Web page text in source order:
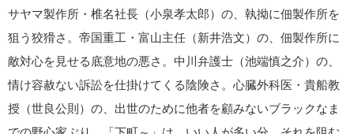
サヤマ製作所・椎名社長（小泉孝太郎）の、執拗に佃製作所を
狙う狡猾さ。帝国重工・富山主任（新井浩文）の、佃製作所に
敵対心を見せる底意地の悪さ。中川弁護士（池端慎之介）の、
情け容赦ない訴訟を仕掛けてくる陰険さ。心臓外科医・貴船教
授（世良公則）の、出世のために他者を顧みないブラックなま